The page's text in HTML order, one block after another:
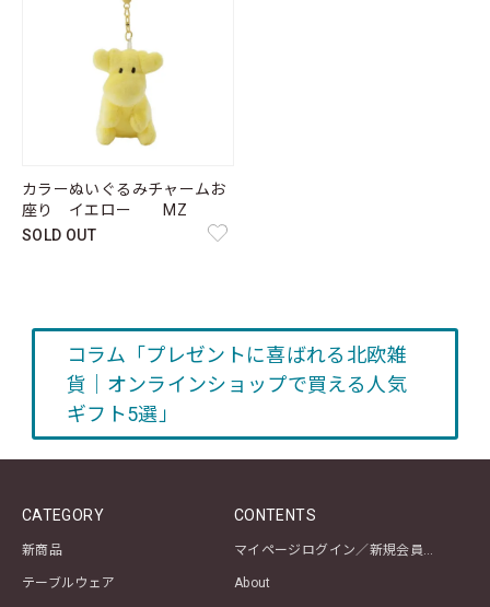
カラーぬいぐるみチャームお
座り イエロー MZ
SOLD OUT
コラム「プレゼントに喜ばれる北欧雑
貨｜オンラインショップで買える人気
ギフト5選」
CATEGORY
新商品
テーブルウェア
CONTENTS
マイページログイン／新規会員登録
About